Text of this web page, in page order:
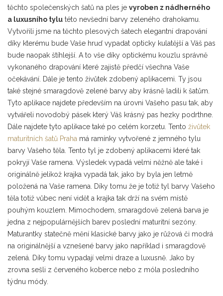
těchto společenských šatů na ples je vyroben z nádherného
a luxusního tylu této nevšední barvy zeleného drahokamu.
Vytvořili jsme na těchto plesových šatech elegantní drapování
díky kterému bude Vaše hruď vypadat opticky kulatější a Váš pas
bude naopak štíhlejší. A to vše díky optickému kouzlu správně
vykonaného drapování které zajistě předčí všechna Vaše
očekávání. Dále je tento živůtek zdobený aplikacemi. Ty jsou
také stejné smaragdově zelené barvy aby krásně ladili k šatům.
Tyto aplikace najdete především na úrovni Vašeho pasu tak, aby
vytvářeli novodobý pásek který Váš krásný pas hezky podrthne.
Dále najdete tyto aplikace také po celém korzetu. Tento živůtek
maturitních šatů Praha má ramínky vytvořené z jemného tylu
barvy Vašeho těla. Tento tyl je zdobený aplikacemi které tak
pokryjí Vaše ramena. Výsledek vypadá velmi něžně ale také i
originálně jelikož krajka vypadá tak, jako by byla jen letmě
položená na Vaše ramena. Díky tomu že je totiž tyl barvy Vašeho
těla totiž vůbec není vidět a krajka tak drží na svém místě
pouhým kouzlem. Mimochodem, smaragdově zelená barva je
jedna z nejpopulárnějších barev poslední maturitní sezóny.
Maturantky statečně mění klasické barvy jako je růžová či modrá
na originálnější a vznešené barvy jako například i smaragdově
zelená. Díky tomu vypadají velmi draze a luxusně. Jako by
zrovna sešli z červeného koberce nebo z móla posledního
týdnu módy.